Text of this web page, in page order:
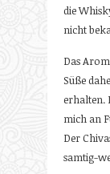
die
nicht
Das
Süße
erhalten.
mich an
Der
samtig-